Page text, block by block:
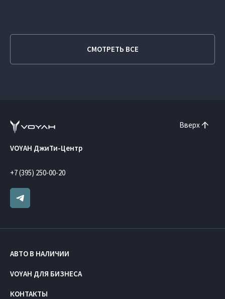
СМОТРЕТЬ ВСЕ
Вверх
VOYAH ДжиТи-Центр
+7 (395) 250-00-20
АВТО В НАЛИЧИИ
VOYAH ДЛЯ БИЗНЕСА
КОНТАКТЫ